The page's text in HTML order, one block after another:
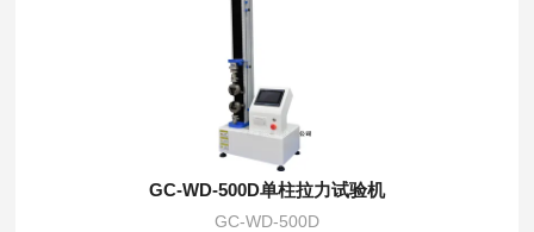
GC-WD-500D单柱拉力试验机
GC-WD-500D